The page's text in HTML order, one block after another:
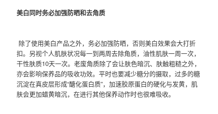
美白同时务必加强防晒和去角质
除了使用美白产品之外，务必加强防晒，否则美白效果会大打折
扣。另视个人肌肤状况每一到两周去除角质，油性肌肤一周一次，
干性肤质10天一次。老废角质除了会让肤色暗沉、肤触粗糙之外，
亦会影响保养品的吸收功效。平时也要减少糖分的摄取，过多的糖
沉淀在真皮层形成“醣化蛋白质”，加速胶原蛋白的硬化与发黄，肌
肤会更加蜡黄暗沉，在进行其他保养动作时也很难吸收。